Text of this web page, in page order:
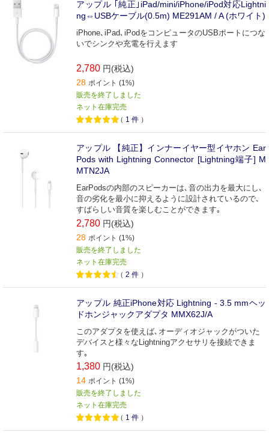
アップル ｢純正｣iPad/mini/iPhone/iPod対応Lightni
ng⇔USBケーブル(0.5m) ME291AM / A (ホワイト)
iPhone､iPad､iPodをコンピュータのUSBポートにつな
いでシンクや充電を行えます
2,780 円(税込)
28 ポイント (1%)
販売を終了しました
ネット在庫完売
（ 1 件 ）
アップル 【純正】インナーイヤー型イヤホン Ear
Pods with Lightning Connector [Lightning端子] M
MTN2JA
EarPodsの内部のスピーカーは､音の出力を最大にし､
音の劣化を最小に抑えるように設計されているので､
すばらしい音質を楽しむことができます｡
2,780 円(税込)
28 ポイント (1%)
販売を終了しました
ネット在庫完売
（ 2 件 ）
アップル 純正iPhone対応 Lightning - 3.5 mmヘッ
ドホンジャックアダプタ MMX62J/A
このアダプタを使えば､オーディオジャックがついた
デバイスと様々なLightningアクセサリを接続できま
す｡
1,380 円(税込)
14 ポイント (1%)
販売を終了しました
ネット在庫完売
（ 1 件 ）